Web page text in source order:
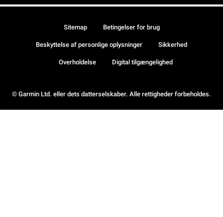
© Garmin Ltd. eller dets datterselskaber. Alle rettigheder forbeholdes.
Sitemap Betingelser for brug
Beskyttelse af personlige oplysninger Sikkerhed
Overholdelse Digital tilgængelighed